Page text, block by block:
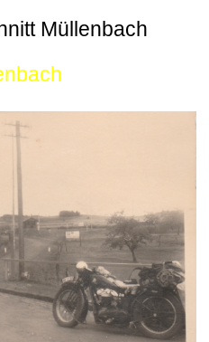
Müllenbach